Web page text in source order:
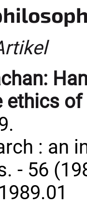
ethics
: an
- 56